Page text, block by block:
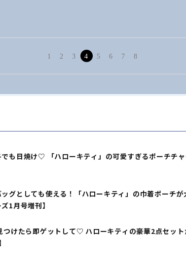
1 2 3 4 5 6 7 8
でも日焼け♡ 「ハローキティ」の可愛すぎるポーチチ
ッグとしても使える！「ハローキティ」の巾着ポーチ
1月号増刊】
つけたら即ゲットして♡ ハローキティの豪華2点セッ